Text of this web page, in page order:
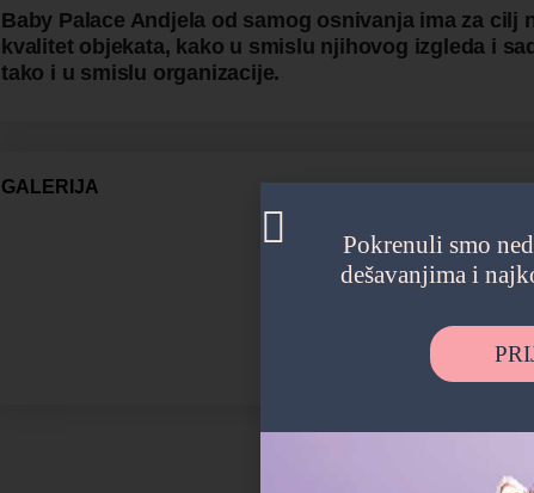
Baby Palace Andjela od samog osnivanja ima za cilj
kvalitet objekata, kako u smislu njihovog izgleda i
tako i u smislu organizacije.
GALERIJA
Pokrenuli smo
dešavanjima i